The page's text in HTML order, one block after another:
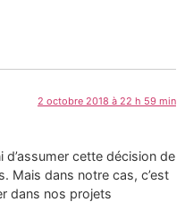
2 octobre 2018 à 22 h 59 min
cette décision de
Mais dans notre cas, c’est
dans nos projets